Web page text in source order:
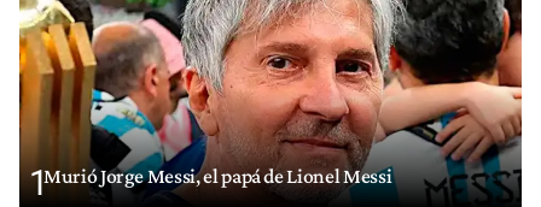
1Murió Jorge Messi, el papá de Lionel Messi